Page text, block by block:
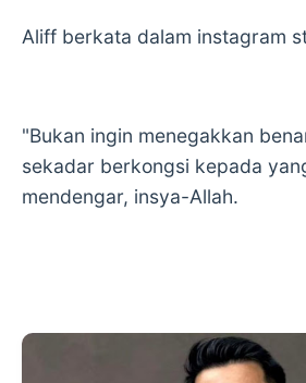
Aliff berkata dalam instagram
"Bukan ingin menegakkan
sekadar berkongsi kepada
mendengar, insya-Allah.